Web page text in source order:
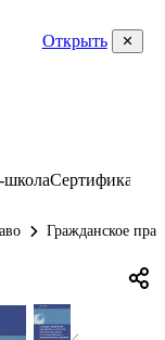
Открыть
школаСертификаты
Гражданское